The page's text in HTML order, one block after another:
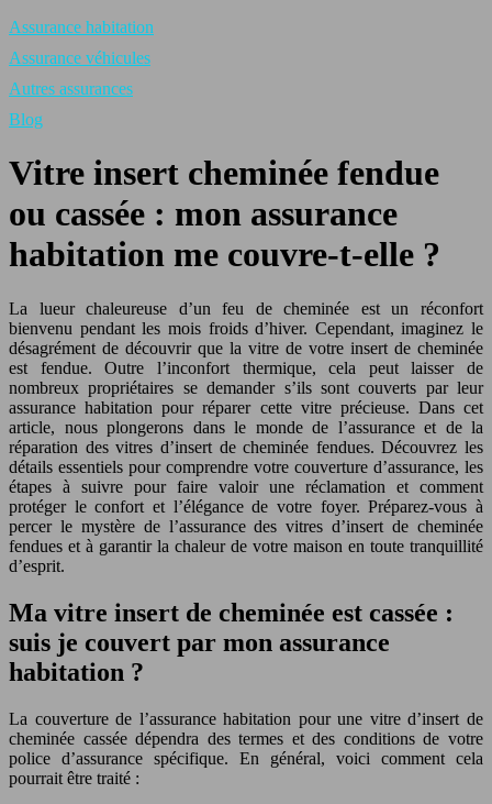
Assurance habitation
Assurance véhicules
Autres assurances
Blog
Vitre insert cheminée fendue
ou cassée : mon assurance
habitation me couvre-t-elle ?
La lueur chaleureuse d’un feu de cheminée est un réconfort
bienvenu pendant les mois froids d’hiver. Cependant, imaginez le
désagrément de découvrir que la vitre de votre insert de cheminée
est fendue. Outre l’inconfort thermique, cela peut laisser de
nombreux propriétaires se demander s’ils sont couverts par leur
assurance habitation pour réparer cette vitre précieuse. Dans cet
article, nous plongerons dans le monde de l’assurance et de la
réparation des vitres d’insert de cheminée fendues. Découvrez les
détails essentiels pour comprendre votre couverture d’assurance, les
étapes à suivre pour faire valoir une réclamation et comment
protéger le confort et l’élégance de votre foyer. Préparez-vous à
percer le mystère de l’assurance des vitres d’insert de cheminée
fendues et à garantir la chaleur de votre maison en toute tranquillité
d’esprit.
Ma vitre insert de cheminée est cassée :
suis je couvert par mon assurance
habitation ?
La couverture de l’assurance habitation pour une vitre d’insert de
cheminée cassée dépendra des termes et des conditions de votre
police d’assurance spécifique. En général, voici comment cela
pourrait être traité :